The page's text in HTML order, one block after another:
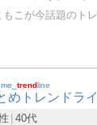
もこが今話題のト
trendline
めトレンドラ
40代